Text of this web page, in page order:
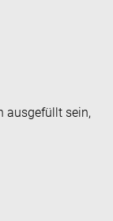
ausgefüllt sein,